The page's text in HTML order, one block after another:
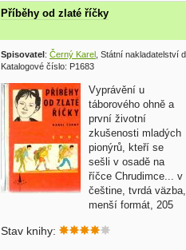
Příběhy od zlaté říčky
Spisovatel: Černý Karel , Státní nakladatelství
Katalogové číslo: P1683
Vyprávění u
táborového ohně a
první životní
zkušenosti mladých
pionýrů, kteří se
sešli v osadě na
říčce Chrudimce... v
češtine, tvrdá väzba,
menší formát, 205
Stav knihy: